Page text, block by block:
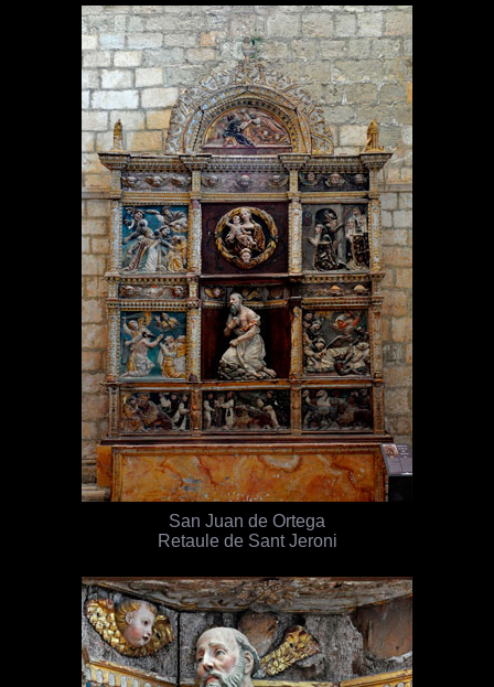
San Juan de Ortega
Retaule de Sant Jeroni